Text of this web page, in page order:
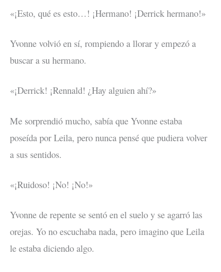
«¡Esto, qué es esto…! ¡Hermano! ¡Derrick hermano!»
Yvonne volvió en sí, rompiendo a llorar y empezó a
buscar a su hermano.
«¡Derrick! ¡Rennald! ¿Hay alguien ahí?»
Me sorprendió mucho, sabía que Yvonne estaba
poseída por Leila, pero nunca pensé que pudiera volver
a sus sentidos.
«¡Ruidoso! ¡No! ¡No!»
Yvonne de repente se sentó en el suelo y se agarró las
orejas. Yo no escuchaba nada, pero imagino que Leila
le estaba diciendo algo.